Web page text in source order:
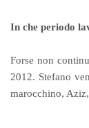
In che periodo
Forse non
2012. Stefano
marocchino,